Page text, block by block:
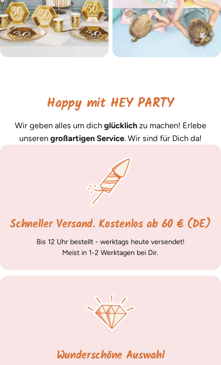
Happy mit HEY PARTY
Wir geben alles um dich glücklich zu machen! Erlebe
unseren großartigen Service. Wir sind für Dich da!
Schneller Versand. Kostenlos ab 60 € (DE)
Bis 12 Uhr bestellt - werktags heute versendet!
Meist in 1-2 Werktagen bei Dir.
Wunderschöne Auswahl